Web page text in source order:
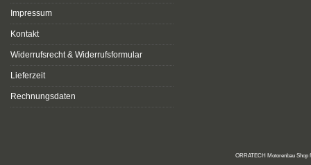
Impressum
Kontakt
Widerrufsrecht & Widerrufsformular
Lieferzeit
Rechnungsdaten
ORRATECH Motorenbau